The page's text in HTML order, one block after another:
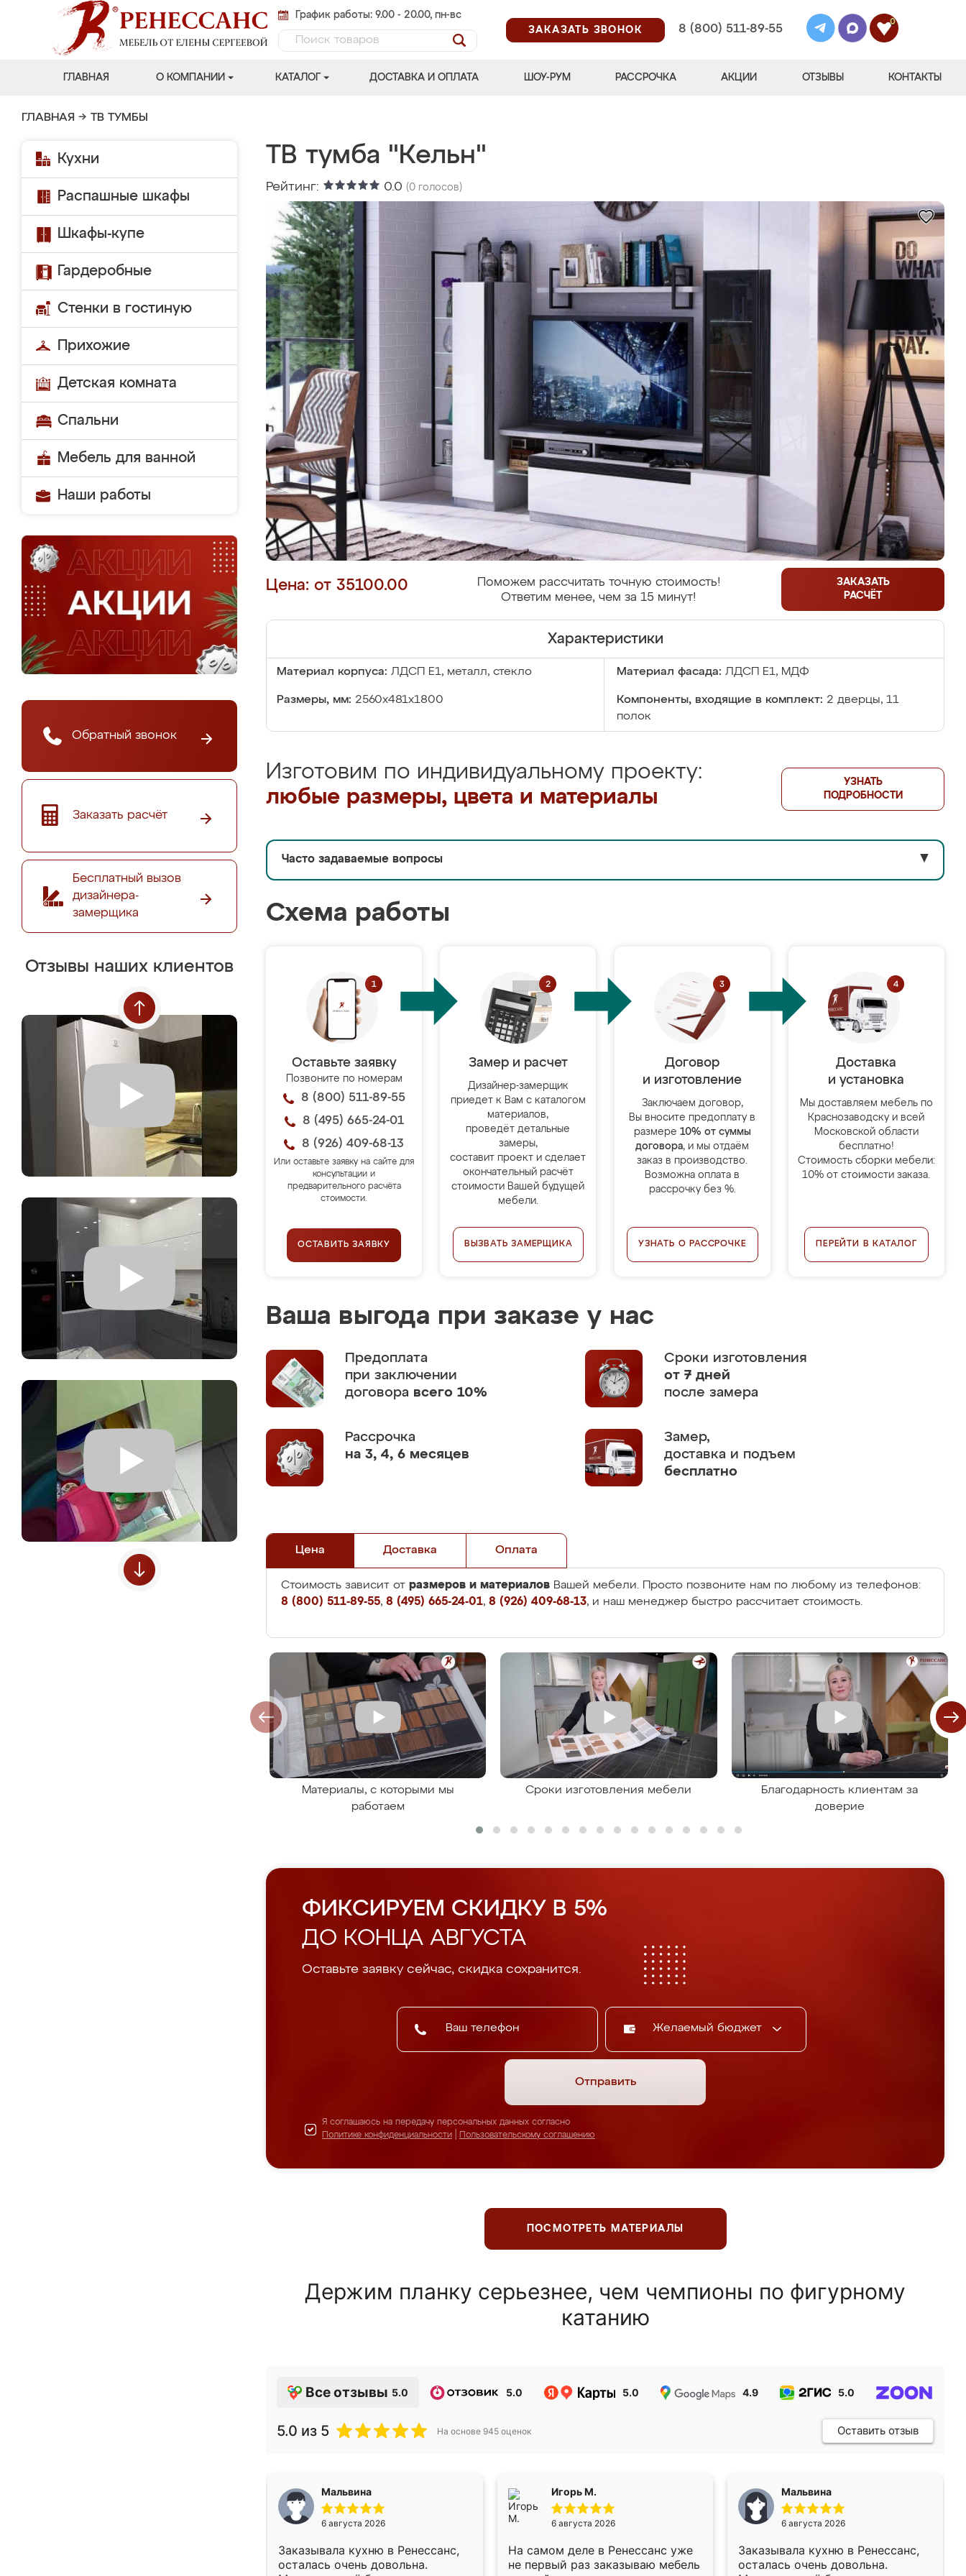
График работы: 9.00 - 20.00, пн-вс
ЗАКАЗАТЬ ЗВОНОК
8 (800) 511-89-55
0
ГЛАВНАЯ О КОМПАНИИ КАТАЛОГ ДОСТАВКА И ОПЛАТА ШОУ-РУМ РАССРОЧКА АКЦИИ ОТЗЫВЫ КОНТАКТЫ
ГЛАВНАЯ → ТВ ТУМБЫ
Кухни
Распашные шкафы
Шкафы-купе
Гардеробные
Стенки в гостиную
Прихожие
Детская комната
Спальни
Мебель для ванной
Наши работы
Обратный звонок
Заказать расчёт
Бесплатный вызов
дизайнера-
замерщика
Отзывы наших клиентов
ТВ тумба "Кельн"
Рейтинг: 0.0 (0 голосов)
Цена: от 35100.00
Поможем рассчитать точную стоимость!
Ответим менее, чем за 15 минут!
ЗАКАЗАТЬ
РАСЧЁТ
Характеристики
Материал корпуса: ЛДСП Е1, металл, стекло Материал фасада: ЛДСП Е1, МДФ
Размеры, мм: 2560x481x1800 Компоненты, входящие в комплект: 2 дверцы, 11
полок
Изготовим по индивидуальному проекту:
любые размеры, цвета и материалы
УЗНАТЬ
ПОДРОБНОСТИ
Часто задаваемые вопросы ▼
Схема работы
Оставьте заявку
Позвоните по номерам
8 (800) 511-89-55
8 (495) 665-24-01
8 (926) 409-68-13
Или оставьте заявку на сайте для
консультации и
предварительного расчёта
стоимости.
ОСТАВИТЬ ЗАЯВКУ
Замер и расчет
Дизайнер-замерщик
приедет к Вам с каталогом
материалов,
проведёт детальные
замеры,
составит проект и сделает
окончательный расчёт
стоимости Вашей будущей
мебели.
ВЫЗВАТЬ ЗАМЕРЩИКА
Договор
и изготовление
Заключаем договор,
Вы вносите предоплату в
размере 10% от суммы
договора, и мы отдаём
заказ в производство.
Возможна оплата в
рассрочку без %.
УЗНАТЬ О РАССРОЧКЕ
Доставка
и установка
Мы доставляем мебель по
Краснозаводску и всей
Московской области
бесплатно!
Стоимость сборки мебели:
10% от стоимости заказа.
ПЕРЕЙТИ В КАТАЛОГ
Ваша выгода при заказе у нас
Предоплата
при заключении
договора всего 10%
Сроки изготовления
от 7 дней
после замера
Рассрочка
на 3, 4, 6 месяцев
Замер,
доставка и подъем
бесплатно
Цена Доставка Оплата
Стоимость зависит от размеров и материалов Вашей мебели. Просто позвоните нам по любому из телефонов:
8 (800) 511-89-55, 8 (495) 665-24-01, 8 (926) 409-68-13, и наш менеджер быстро рассчитает стоимость.
Материалы, с которыми мы
работаем
Сроки изготовления мебели
Благодарность клиентам за
доверие
ФИКСИРУЕМ СКИДКУ В 5%
ДО КОНЦА АВГУСТА
Оставьте заявку сейчас, скидка сохранится.
Желаемый бюджет
Отправить
Я соглашаюсь на передачу персональных данных согласно
Политике конфиденциальности
Пользовательскому соглашению
ПОСМОТРЕТЬ МАТЕРИАЛЫ
Держим планку серьезнее, чем чемпионы по фигурному
катанию
Все отзывы 5.0 5.0 5.0 4.9 5.0
5.0 из 5 На основе 945 оценок Оставить отзыв
Мальвина
6 августа 2026
Заказывала кухню в Ренессанс,
осталась очень довольна.
Игорь М.
6 августа 2026
На самом деле в Ренессанс уже
не первый раз заказываю мебель
Мальвина
6 августа 2026
Заказывала кухню в Ренессанс,
осталась очень довольна.